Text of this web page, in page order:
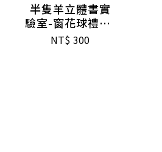
半隻羊立體書實
驗室-窗花球禮盒-
金
NT$ 300